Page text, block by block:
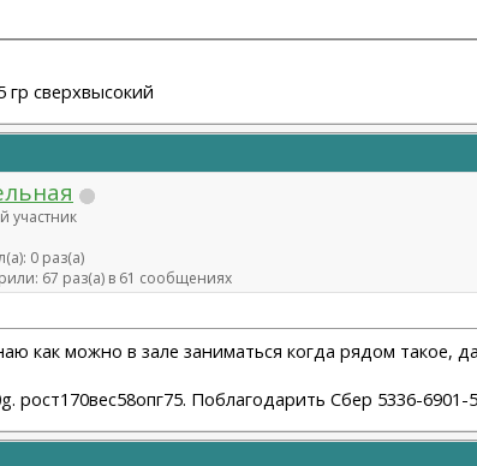
гр сверхвысокий
участник
0 раз(а)
67 раз(а) в 61 сообщениях
как можно в зале заниматься когда рядом такое,
рост170вес58опг75. Поблагодарить Сбер 5336-6901-